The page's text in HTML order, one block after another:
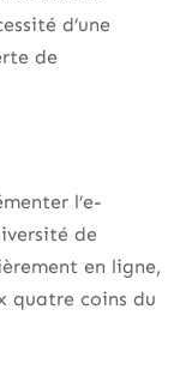
d’une
de
l’e-
de
en ligne,
quatre coins du